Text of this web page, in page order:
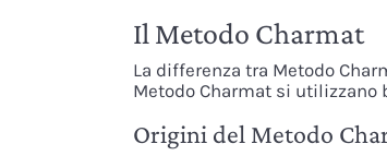
Il Metodo Charmat
La differenza tra Metodo
Metodo Charmat si
Origini del Metodo